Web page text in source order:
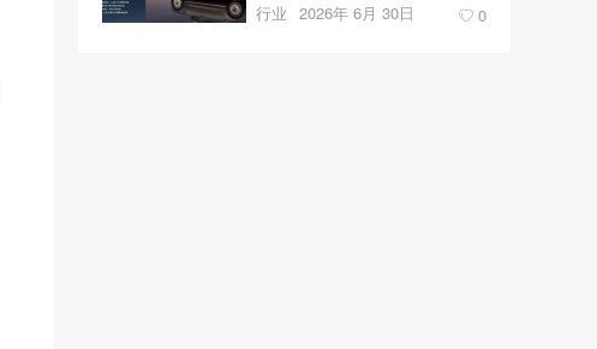
豪华出行新标准
行业 2026年 6月 30日 0